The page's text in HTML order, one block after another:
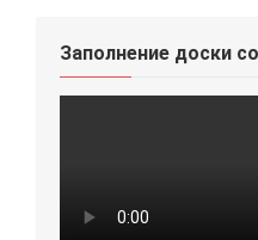
Заполнение доски